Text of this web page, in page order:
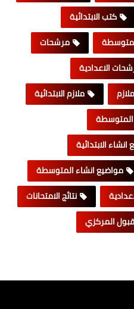
كتب الابتدائية
مرشحات
الاعدادية
ملازم
ملازم الابتدائية
المتوسطة
الابتدائية
مواضيع انشاء المتوسطة
نتائج الامتحانات
المركزي